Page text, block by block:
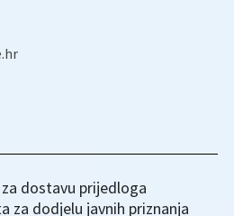
za dostavu prijedloga
za dodjelu javnih priznanja